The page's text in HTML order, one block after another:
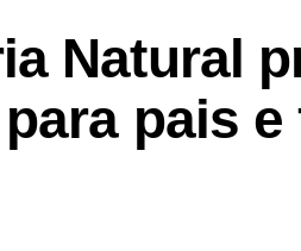
Natural
pais